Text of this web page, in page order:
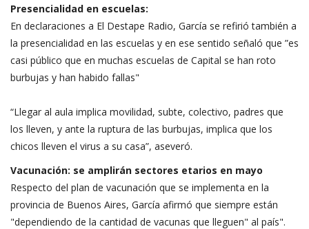
Presencialidad en escuelas:
En declaraciones a El Destape Radio, García se refirió también a
la presencialidad en las escuelas y en ese sentido señaló que ”es
casi público que en muchas escuelas de Capital se han roto
burbujas y han habido fallas"
“Llegar al aula implica movilidad, subte, colectivo, padres que
los lleven, y ante la ruptura de las burbujas, implica que los
chicos lleven el virus a su casa”, aseveró.
Vacunación: se amplirán sectores etarios en mayo
Respecto del plan de vacunación que se implementa en la
provincia de Buenos Aires, García afirmó que siempre están
"dependiendo de la cantidad de vacunas que lleguen" al país".